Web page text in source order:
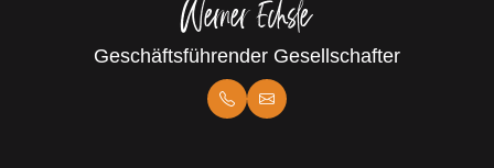
Werner Echsle
Geschäftsführender Gesellschafter